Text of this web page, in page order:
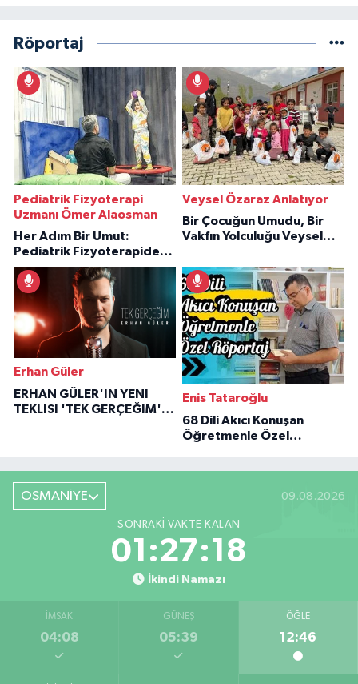
Röportaj
Pediatrik Fizyoterapi
Uzmanı Ömer Alaosman
Her Adım Bir Umut:
Pediatrik Fizyoterapiden
İlham Veren Hikâyeler
Veysel Özaraz Anlatıyor
Bir Çocuğun Umudu, Bir
Vakfın Yolculuğu Veysel
Erhan Güler
ERHAN GÜLER'IN YENI
TEKLISI 'TEK GERÇEĞIM'LE
Enis Tataroğlu
68 Dili Akıcı Konuşan
Öğretmenle Özel
OSMANİYE 09.08.2026
SONRAKI VAKTE KALAN
01:27:17
İkindi Namazı
İMSAK
04:08
GÜNEŞ
05:39
ÖĞLE
12:46